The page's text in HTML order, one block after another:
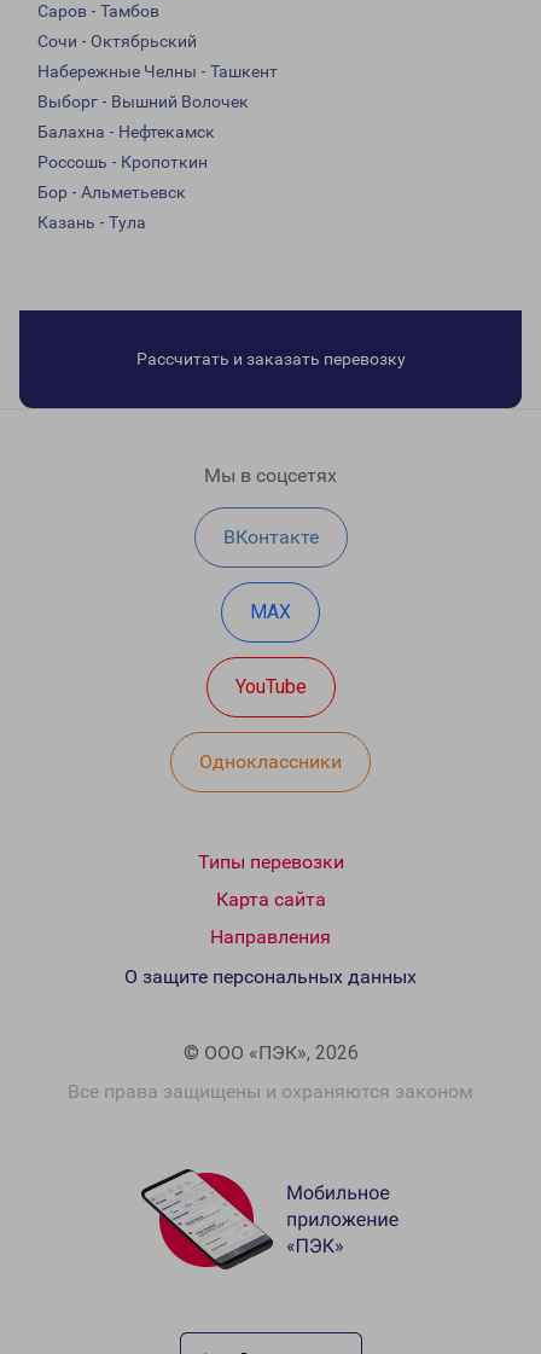
Саров - Тамбов
Сочи - Октябрьский
Набережные Челны - Ташкент
Выборг - Вышний Волочек
Балахна - Нефтекамск
Россошь - Кропоткин
Бор - Альметьевск
Казань - Тула
Рассчитать и заказать перевозку
Мы в соцсетях
ВКонтакте
MAX
YouTube
Одноклассники
Типы перевозки
Карта сайта
Направления
© ООО «ПЭК», 2026
Все права защищены и охраняются законом
О защите персональных данных